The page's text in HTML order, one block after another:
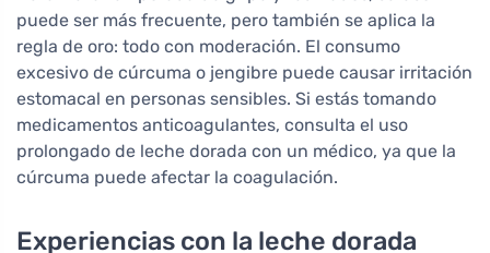
puede ser más frecuente, pero también se aplica la
regla de oro: todo con moderación. El consumo
excesivo de cúrcuma o jengibre puede causar irritación
estomacal en personas sensibles. Si estás tomando
medicamentos anticoagulantes, consulta el uso
prolongado de leche dorada con un médico, ya que la
cúrcuma puede afectar la coagulación.
Experiencias con la leche dorada